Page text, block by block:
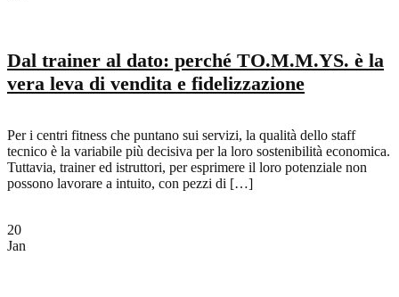
Dal trainer al dato: perché TO.M.M.YS. è la
vera leva di vendita e fidelizzazione
Per i centri fitness che puntano sui servizi, la qualità dello staff
tecnico è la variabile più decisiva per la loro sostenibilità economica.
Tuttavia, trainer ed istruttori, per esprimere il loro potenziale non
possono lavorare a intuito, con pezzi di […]
20
Jan